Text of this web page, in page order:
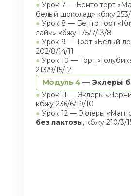
● Урок 7 — Бенто торт
белый шоколад» кбжу
● Урок 8 — Бенто торт
лайм» кбжу 175/7/13/8
● Урок 9 — Торт «Белый
202/8/14/11
● Урок 10 — Торт
213/9/15/12
Модуль 4 — Эклеры
● Урок 11 — Эклеры
кбжу 236/6/19/10
● Урок 12 — Эклеры
без лактозы, кбжу 210/3/